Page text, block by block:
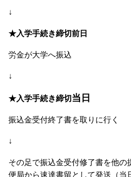
↓
★入学手続き締切前日
労金が大学へ振込
↓
★入学手続き締切当日
振込金受付終了書を取りに行く
↓
その足で振込金受付修了書を他の
便局から速達書留として発送（当